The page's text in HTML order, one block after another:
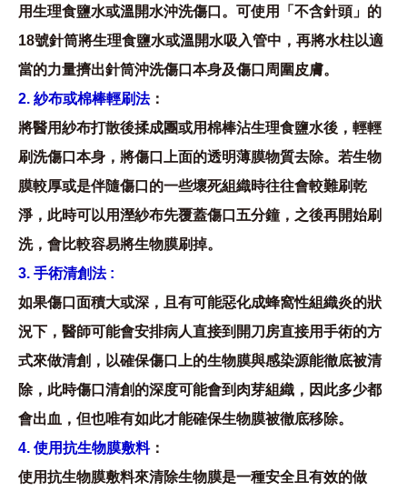
用生理食鹽水或溫開水沖洗傷口。可使用「不含針頭」的
18號針筒將生理食鹽水或溫開水吸入管中，再將水柱以適
當的力量擠出針筒沖洗傷口本身及傷口周圍皮膚。
2. 紗布或棉棒輕刷法：
將醫用紗布打散後揉成團或用棉棒沾生理食鹽水後，輕輕
刷洗傷口本身，將傷口上面的透明薄膜物質去除。若生物
膜較厚或是伴隨傷口的一些壞死組織時往往會較難刷乾
淨，此時可以用溼紗布先覆蓋傷口五分鐘，之後再開始刷
洗，會比較容易將生物膜刷掉。
3. 手術清創法 :
如果傷口面積大或深，且有可能惡化成蜂窩性組織炎的狀
況下，醫師可能會安排病人直接到開刀房直接用手術的方
式來做清創，以確保傷口上的生物膜與感染源能徹底被清
除，此時傷口清創的深度可能會到肉芽組織，因此多少都
會出血，但也唯有如此才能確保生物膜被徹底移除。
4. 使用抗生物膜敷料：
使用抗生物膜敷料來清除生物膜是一種安全且有效的做